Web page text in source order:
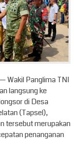
— Wakil Panglima TNI
langsung ke
di Desa
(Tapsel),
tersebut merupakan
penanganan